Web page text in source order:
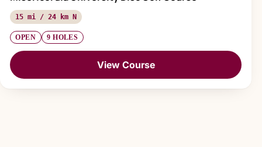
15 mi / 24 km N
OPEN 9 HOLES
View Course